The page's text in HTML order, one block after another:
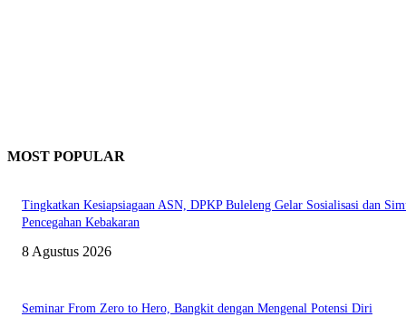
MOST POPULAR
Tingkatkan Kesiapsiagaan ASN, DPKP Buleleng Gelar Sosialisasi dan
Pencegahan Kebakaran
8 Agustus 2026
Seminar From Zero to Hero, Bangkit dengan Mengenal Potensi Diri